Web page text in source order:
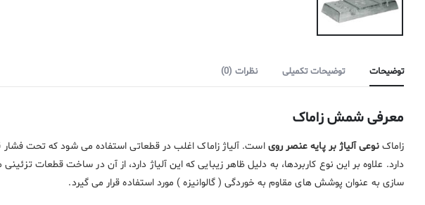
توضیحات توضیحات تکمیلی نظرات (0)
معرفی شمش زاماک
زاماکنوعی آلیاژ بر پایه عنصر روی است. آلیاژ زاماک اغلب در قطعاتی استفاده می شود که تحت فشار
دارد. علاوه بر این نوع کاربردها، به دلیل ظاهر زیبایی که این آلیاژ دارد، از آن در ساخت قطعات
سازی به عنوان پوشش های مقاوم به خوردگی ( گالوانیزه ) مورد استفاده قرار می گیرد.